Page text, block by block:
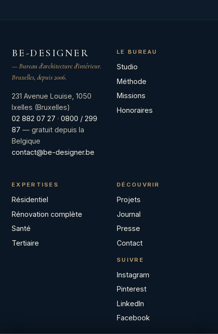
BE-DESIGNER
— Bureau d'architecture d'intérieur.
Bruxelles, depuis 2006.
231 Avenue Louise, 1050
Ixelles (Bruxelles)
02 882 07 27 · 0800 / 299
87 — gratuit depuis la
Belgique
contact@be-designer.be
LE BUREAU
Studio
Méthode
Missions
Honoraires
EXPERTISES
Résidentiel
Rénovation complète
Santé
Tertiaire
DÉCOUVRIR
Projets
Journal
Presse
Contact
SUIVRE
Instagram
Pinterest
LinkedIn
Facebook